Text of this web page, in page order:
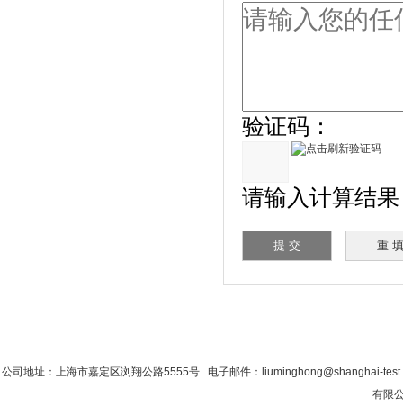
验证码：
请输入计算结果（
公司地址：上海市嘉定区浏翔公路5555号 电子邮件：liuminghong@shanghai-
有限公